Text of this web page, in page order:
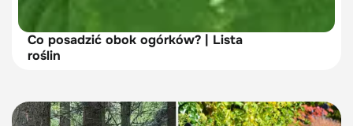
Co posadzić obok ogórków? | Lista
roślin